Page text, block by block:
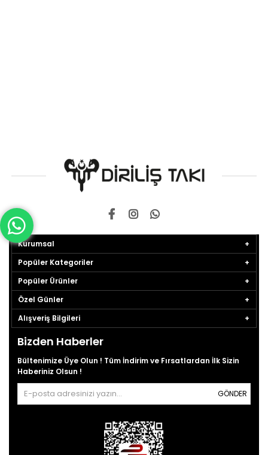
Kurumsal
Popüler Kategoriler
Popüler Ürünler
Özel Günler
Alışveriş Bilgileri
Bizden Haberler
Bültenimize Üye Olun ! Tüm İndirim ve Fırsatlardan İlk Sizin
Haberiniz Olsun !
GÖNDER